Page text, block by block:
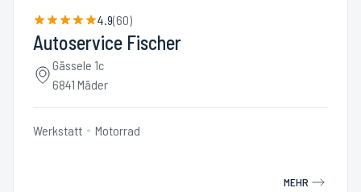
4.9(60)
Autoservice Fischer
Gässele 1c
6841 Mäder
Werkstatt Motorrad
MEHR